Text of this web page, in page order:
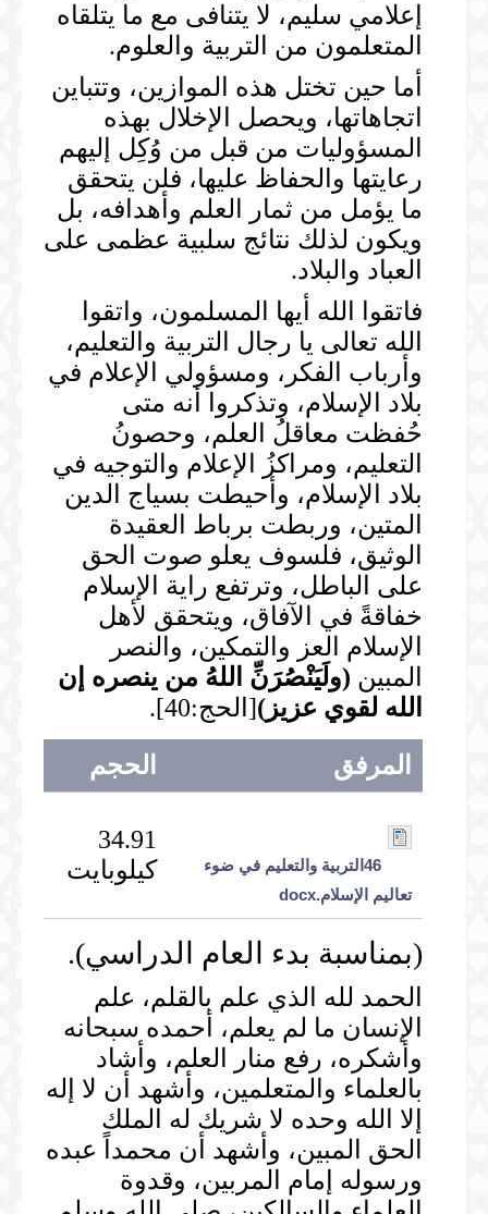
إعلامي سليم، لا يتنافى مع ما يتلقاه
المتعلمون من التربية والعلوم.
أما حين تختل هذه الموازين، وتتباين
اتجاهاتها، ويحصل الإخلال بهذه
المسؤوليات من قبل من وُكِل إليهم
رعايتها والحفاظ عليها، فلن يتحقق
ما يؤمل من ثمار العلم وأهدافه، بل
ويكون لذلك نتائج سلبية عظمى على
العباد والبلاد.
فاتقوا الله أيها المسلمون، واتقوا
الله تعالى يا رجال التربية والتعليم،
وأرباب الفكر، ومسؤولي الإعلام في
بلاد الإسلام، وتذكروا أنه متى
حُفظت معاقلُ العلم، وحصونُ
التعليم، ومراكزُ الإعلام والتوجيه في
بلاد الإسلام، وأحيطت بسياج الدين
المتين، وربطت برباط العقيدة
الوثيق، فلسوف يعلو صوت الحق
على الباطل، وترتفع راية الإسلام
خفاقةً في الآفاق، ويتحقق لأهل
الإسلام العز والتمكين، والنصر
المبين (ولَيَنْصُرَنِّ اللهُ من ينصره إن
الله لقوي عزيز )[الحج:40].
المرفق الحجم
46التربية والتعليم في ضوء
تعاليم الإسلام.docx
34.91
كيلوبايت
(بمناسبة بدء العام الدراسي).
الحمد لله الذي علم بالقلم، علم
الإنسان ما لم يعلم، أحمده سبحانه
وأشكره، رفع منار العلم، وأشاد
بالعلماء والمتعلمين، وأشهد أن لا إله
إلا الله وحده لا شريك له الملك
الحق المبين، وأشهد أن محمداً عبده
ورسوله إمام المربين، وقدوة